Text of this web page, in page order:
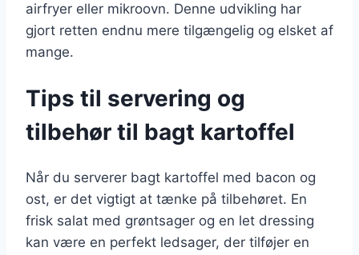
airfryer eller mikroovn. Denne udvikling har
gjort retten endnu mere tilgængelig og elsket af
mange.
Tips til servering og
tilbehør til bagt kartoffel
Når du serverer bagt kartoffel med bacon og
ost, er det vigtigt at tænke på tilbehøret. En
frisk salat med grøntsager og en let dressing
kan være en perfekt ledsager, der tilføjer en